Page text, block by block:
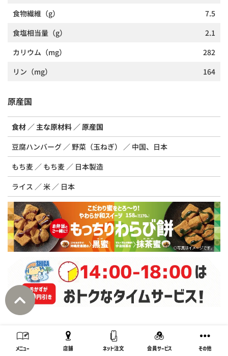
メニュー 店舗 ネット注文 会員サービス その他
食物繊維 （g）
7.5
食塩相当量 （g）
2.1
カリウム （mg）
282
リン （mg） 164
原産国
食材 主な原材料
原産国
豆腐ハンバーグ
野菜（玉ねぎ）
中国、日本
もち麦
もち麦
日本製造
ライス
米 日本